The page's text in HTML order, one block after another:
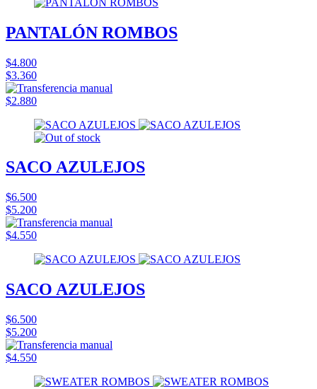
PANTALÓN ROMBOS
$4.800
$3.360
$2.880
SACO AZULEJOS
$6.500
$5.200
$4.550
SACO AZULEJOS
$6.500
$5.200
$4.550